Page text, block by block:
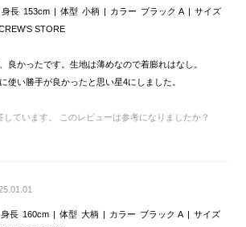
身長 153cm 体型 小柄 カラー ブラック A
サイズ
STORE
良かったです。生地は薄めなので着膨れはなし。
使い勝手が良かったと思い星4にしました。
しています。
このレビューは参考になりましたか？
身長 160cm 体型 大柄 カラー ブラック A
サイズ